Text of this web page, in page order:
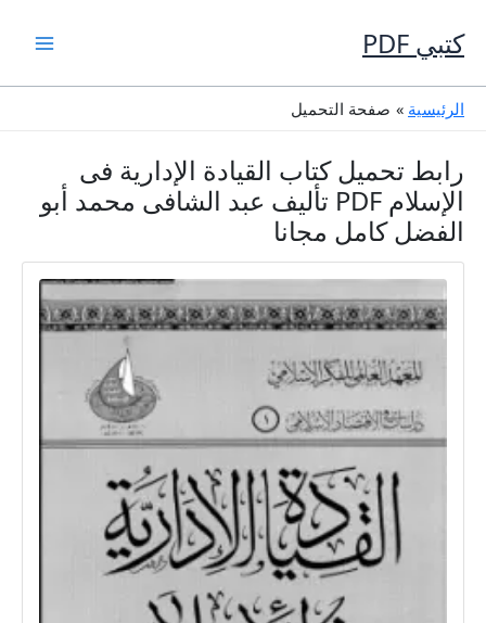
إلى
المحتوى
كتبي PDF
الرئيسية صفحة التحميل
رابط تحميل كتاب القيادة الإدارية فى
الإسلام PDF تأليف عبد الشافى محمد أبو
الفضل كامل مجانا